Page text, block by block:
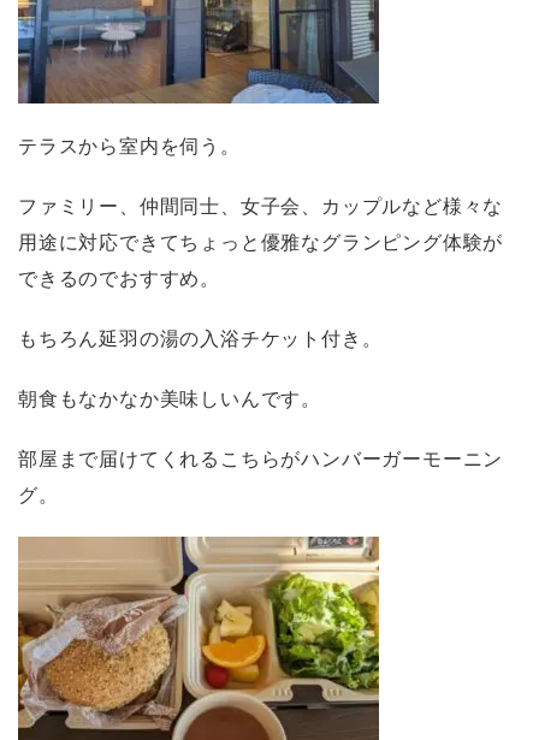
テラスから室内を伺う。
ファミリー、仲間同士、女子会、カップルなど様々な
用途に対応できてちょっと優雅なグランピング体験が
できるのでおすすめ。
もちろん延羽の湯の入浴チケット付き。
朝食もなかなか美味しいんです。
部屋まで届けてくれるこちらがハンバーガーモーニン
グ。